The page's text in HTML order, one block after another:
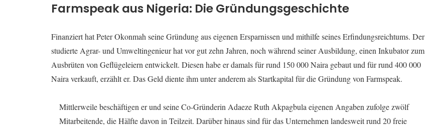
Farmspeak aus Nigeria: Die Gründungsgeschichte
Finanziert hat Peter Okonmah seine Gründung aus eigenen Ersparnissen und mithilfe seines Erfindungsreichtums. Der
studierte Agrar- und Umweltingenieur hat vor gut zehn Jahren, noch während seiner Ausbildung, einen Inkubator zum
Ausbrüten von Geflügeleiern entwickelt. Diesen habe er damals für rund 150 000 Naira gebaut und für rund 400 000
Naira verkauft, erzählt er. Das Geld diente ihm unter anderem als Startkapital für die Gründung von Farmspeak.
Mittlerweile beschäftigen er und seine Co-Gründerin Adaeze Ruth Akpagbula eigenen Angaben zufolge zwölf
Mitarbeitende, die Hälfte davon in Teilzeit. Darüber hinaus sind für das Unternehmen landesweit rund 20 freie